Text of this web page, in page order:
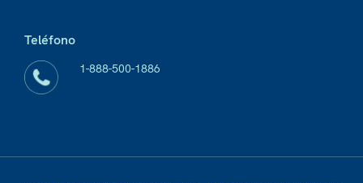
Teléfono
1-888-500-1886